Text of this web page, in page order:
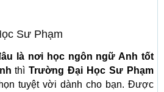
Sư Phạm
là nơi học ngôn ngữ Anh tốt
thì Trường Đại Học Sư Phạm
tuyệt vời dành cho bạn. Được